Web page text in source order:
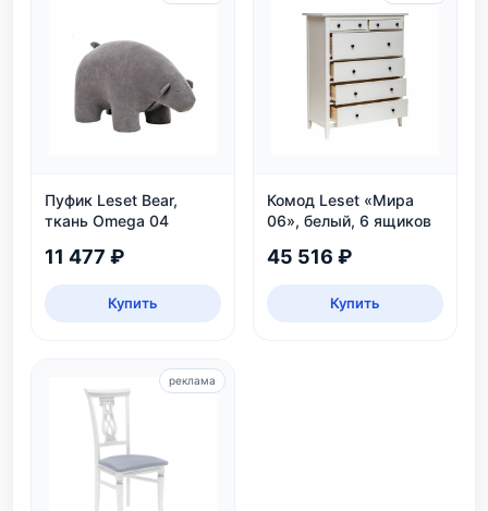
Пуфик Leset Bear,
ткань Omega 04
11 477 ₽
Купить
Комод Leset «Мира
06», белый, 6 ящиков
45 516 ₽
Купить
реклама